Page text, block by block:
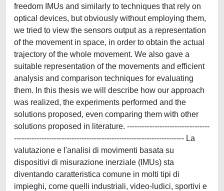
freedom IMUs and similarly to techniques that rely on
optical devices, but obviously without employing them,
we tried to view the sensors output as a representation
of the movement in space, in order to obtain the actual
trajectory of the whole movement. We also gave a
suitable representation of the movements and efficient
analysis and comparison techniques for evaluating
them. In this thesis we will describe how our approach
was realized, the experiments performed and the
solutions proposed, even comparing them with other
solutions proposed in literature. ---------------------------------
-------------------------------------------------------------------- La
valutazione e l'analisi di movimenti basata su
dispositivi di misurazione inerziale (IMUs) sta
diventando caratteristica comune in molti tipi di
impieghi, come quelli industriali, video-ludici, sportivi e